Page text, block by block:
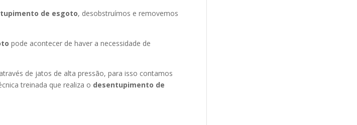
de esgoto, desobstruímos e removemos
pode acontecer de haver a necessidade de
de jatos de alta pressão, para isso contamos
treinada que realiza o desentupimento de